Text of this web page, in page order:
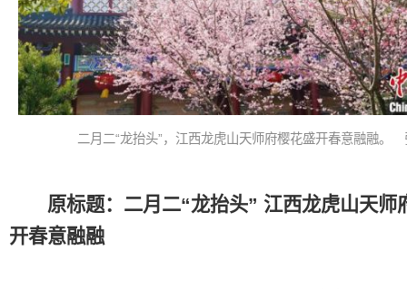
二月二“龙抬头”，江西龙虎山天师府樱花盛开春意融融。
原标题：二月二“龙抬头” 江西龙虎山天师
开春意融融